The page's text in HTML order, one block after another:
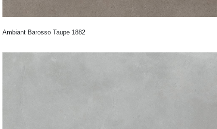
Ambiant Barosso Taupe 1882